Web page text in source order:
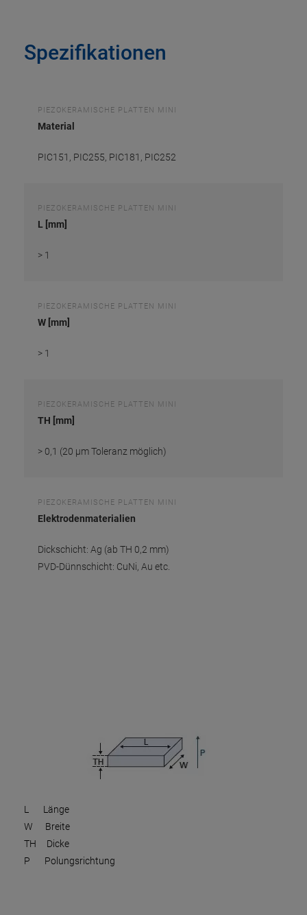
Spezifikationen
PIEZOKERAMISCHE PLATTEN MINI
Material
PIC151, PIC255, PIC181, PIC252
PIEZOKERAMISCHE PLATTEN MINI
L [mm]
> 1
PIEZOKERAMISCHE PLATTEN MINI
W [mm]
> 1
PIEZOKERAMISCHE PLATTEN MINI
TH [mm]
> 0,1 (20 µm Toleranz möglich)
PIEZOKERAMISCHE PLATTEN MINI
Elektrodenmaterialien
Dickschicht: Ag (ab TH 0,2 mm)
PVD-Dünnschicht: CuNi, Au etc.
L Länge
W Breite
TH Dicke
P Polungsrichtung